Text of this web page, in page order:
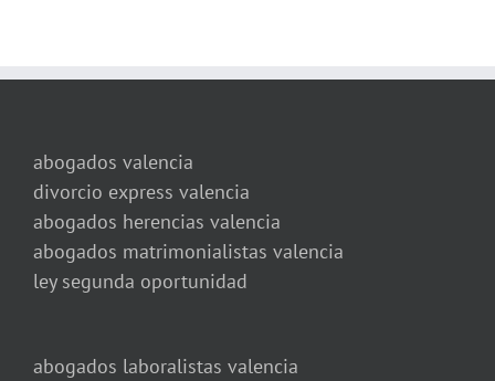
abogados valencia
divorcio express valencia
abogados herencias valencia
abogados matrimonialistas valencia
ley segunda oportunidad
abogados laboralistas valencia